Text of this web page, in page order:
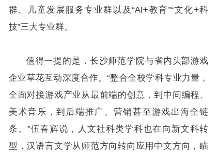
群、儿童发展服务专业群以及“AI+教育”“文化+科
技”三大专业群。
值得一提的是，长沙师范学院与省内头部游戏
企业草花互动深度合作。“整合全校学科专业力量，
全面对接游戏产业从最前端的创意，到中间编程、
美术音乐，到后端推广、营销甚至游戏出海全链
条。”伍春辉说，人文社科类学科也在向新文科转
型，汉语言文学从师范方向转向应用中文方向，瞄